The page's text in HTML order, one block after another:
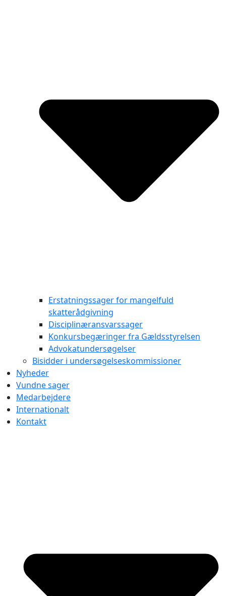
Erstatningssager for mangelfuld
skatterådgivning
Disciplinæransvarssager
Konkursbegæringer fra Gældsstyrelsen
Advokatundersøgelser
Bisidder i undersøgelseskommissioner
Nyheder
Vundne sager
Medarbejdere
Internationalt
Kontakt